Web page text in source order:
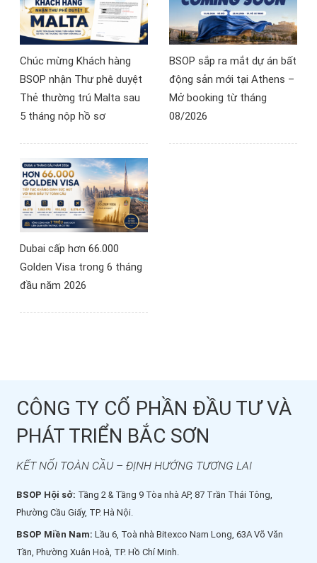
Chúc mừng Khách hàng
BSOP nhận Thư phê duyệt
Thẻ thường trú Malta sau
5 tháng nộp hồ sơ
BSOP sắp ra mắt dự án bất
động sản mới tại Athens –
Mở booking từ tháng
08/2026
Dubai cấp hơn 66.000
Golden Visa trong 6 tháng
đầu năm 2026
CÔNG TY CỔ PHẦN ĐẦU TƯ VÀ
PHÁT TRIỂN BẮC SƠN
KẾT NỐI TOÀN CẦU – ĐỊNH HƯỚNG TƯƠNG LAI
BSOP Hội sở: Tầng 2 & Tầng 9 Tòa nhà AP, 87 Trần Thái Tông,
Phường Cầu Giấy, TP. Hà Nội.
BSOP Miền Nam: Lầu 6, Toà nhà Bitexco Nam Long, 63A Võ Văn
Tần, Phường Xuân Hoà, TP. Hồ Chí Minh.